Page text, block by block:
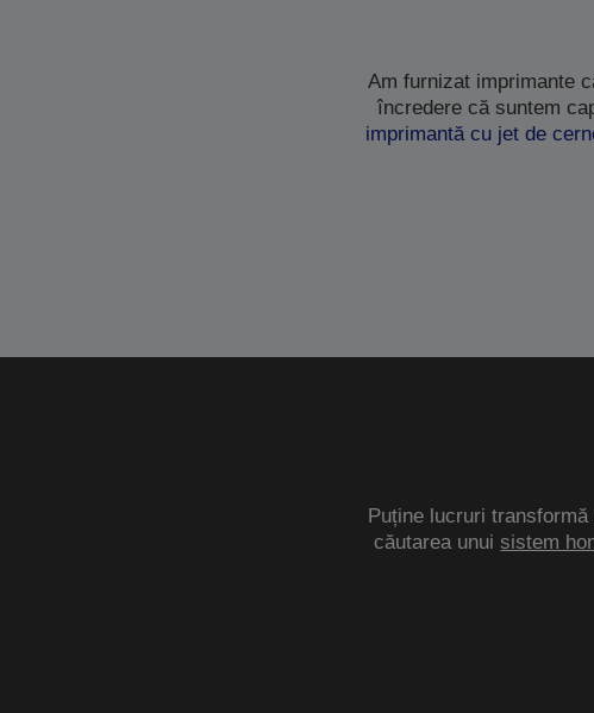
Am furnizat imprimante
încredere că suntem
imprimantă cu jet de
Puține lucruri
căutarea unui sistem